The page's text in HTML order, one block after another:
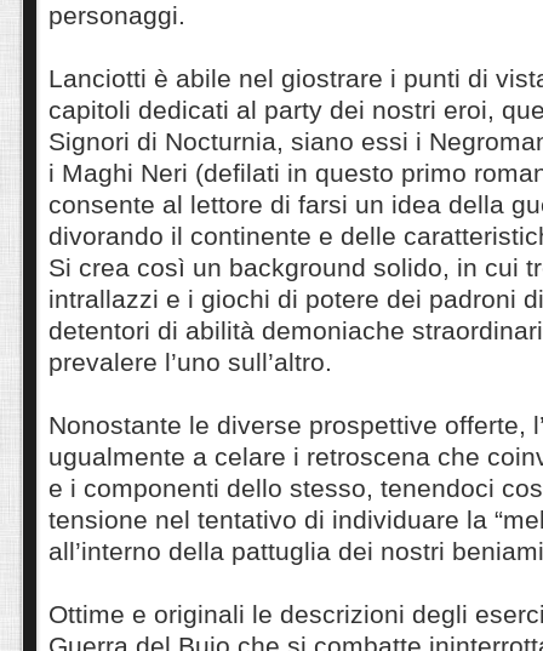
personaggi.
Lanciotti è abile nel giostrare i punti di
capitoli dedicati al party dei nostri eroi,
Signori di Nocturnia, siano essi i
i Maghi Neri (defilati in questo primo
consente al lettore di farsi un idea della
divorando il continente e delle
Si crea così un background solido, in cui
intrallazzi e i giochi di potere dei padroni
detentori di abilità demoniache
prevalere l’uno sull’altro.
Nonostante le diverse prospettive offerte,
ugualmente a celare i retroscena che
e i componenti dello stesso, tenendoci
tensione nel tentativo di individuare la
all’interno della pattuglia dei nostri
Ottime e originali le descrizioni degli